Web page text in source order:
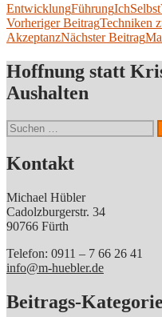
EntwicklungFührungIchSelbst
Beitragsnavigation
Vorheriger BeitragTechniken
AkzeptanzNächster Beitrag
Hoffnung statt
Aushalten
Suchen
nach:
Kontakt
Michael Hübler
Cadolzburgerstr. 34
90766 Fürth
Telefon: 0911 – 7 66 26 41
info@m-huebler.de
Beitrags-